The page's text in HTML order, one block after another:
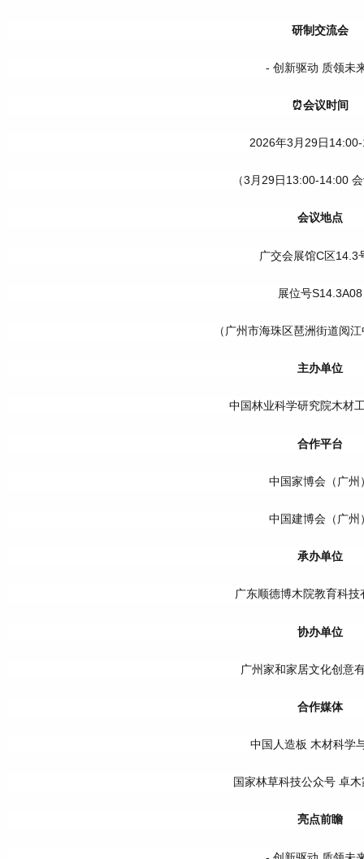
研制交流会
- 创新驱动 质领未
⏰会议时间
2026年3月29日
（3月29日13:00-14:00
会议地点
广交会展馆C区14.3
展位号S14.3A08
（广州市海珠区琶洲街道阅
主办单位
中国林业科学研究院木材
合作平台
中国家博会（广州
中国建博会（广州
承办单位
广东顺德博木院教育科技
协办单位
广州家和家居文化创意
合作媒体
中国人造板 木材科学
国家林草科技公众号 卓
亮点前瞻